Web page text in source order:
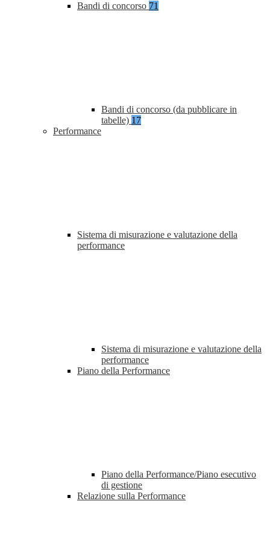
Bandi di concorso 71
Bandi di concorso (da pubblicare in
tabelle) 17
Performance
Sistema di misurazione e valutazione della
performance
Sistema di misurazione e valutazione della
performance
Piano della Performance
Piano della Performance/Piano esecutivo
di gestione
Relazione sulla Performance